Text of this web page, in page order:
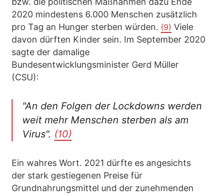
2020 mindestens 6.000 Menschen zusätzlich
pro Tag an Hunger sterben würden. (9) Viele
davon dürften Kinder sein. Im September 2020
sagte der damalige
Bundesentwicklungsminister Gerd Müller
(CSU):
"An den Folgen der Lockdowns werden
weit mehr Menschen sterben als am
Virus". (10)
Ein wahres Wort. 2021 dürfte es angesichts
der stark gestiegenen Preise für
Grundnahrungsmittel und der zunehmenden